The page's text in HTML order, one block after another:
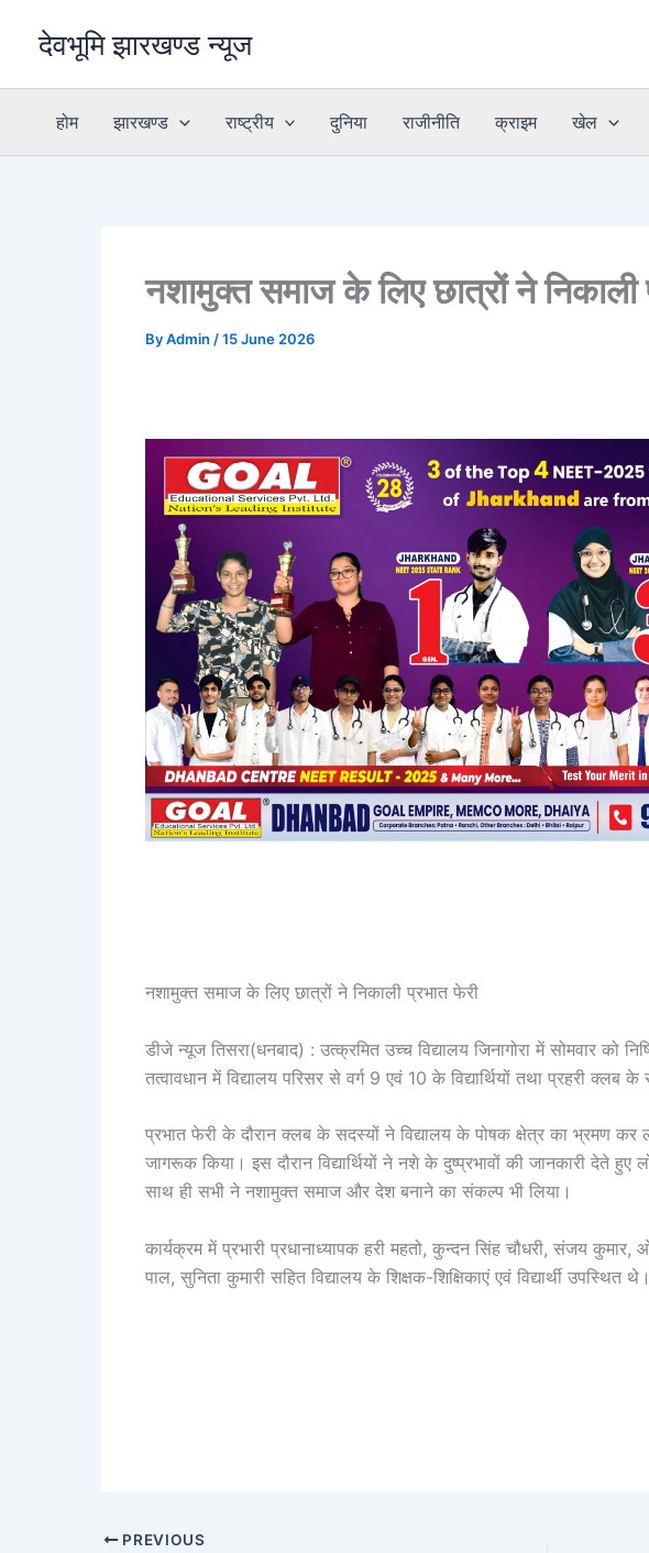
देवभूमि झारखण्ड न्यूज
होम झारखण्ड राष्ट्रीय दुनिया राजीनीति क्राइम खेल
नशामुक्त समाज के लिए छात्रों ने निकाली
ByAdmin /15 June 2026
नशामुक्त समाज के लिए छात्रों ने निकाली प्रभात फेरी
डीजे न्यूज तिसरा(धनबाद) : उत्क्रमित उच्च विद्यालय जिनागोरा में सोमवार को
तत्वावधान में विद्यालय परिसर से वर्ग 9 एवं 10 के विद्यार्थियों तथा प्रहरी क्लब के
प्रभात फेरी के दौरान क्लब के सदस्यों ने विद्यालय के पोषक क्षेत्र का भ्रमण कर
जागरूक किया। इस दौरान विद्यार्थियों ने नशे के दुष्प्रभावों की जानकारी देते
साथ ही सभी ने नशामुक्त समाज और देश बनाने का संकल्प भी लिया।
कार्यक्रम में प्रभारी प्रधानाध्यापक हरी महतो, कुन्दन सिंह चौधरी, संजय कुमार,
पाल, सुनिता कुमारी सहित विद्यालय के शिक्षक-शिक्षिकाएं एवं विद्यार्थी उपस्थित थे।
PREVIOUS